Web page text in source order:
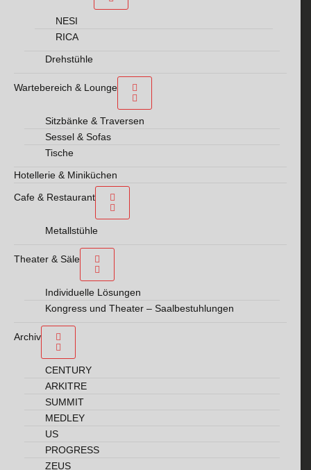
NESI
RICA
Drehstühle
Wartebereich & Lounge
Sitzbänke & Traversen
Sessel & Sofas
Tische
Hotellerie & Miniküchen
Cafe & Restaurant
Metallstühle
Theater & Säle
Individuelle Lösungen
Kongress und Theater – Saalbestuhlungen
Archiv
CENTURY
ARKITRE
SUMMIT
MEDLEY
US
PROGRESS
ZEUS